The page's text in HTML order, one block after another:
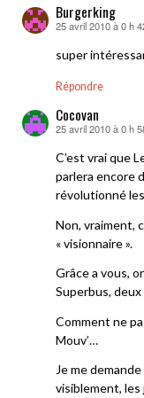
Burgerking
dit :
25 avril 2010 à 0 h
super
Répondre
Cocovan
dit :
25 avril 2010 à 0 h
C’est vrai que
parlera encore
révolutionné
Non, vraiment,
« visionnaire ».
Grâce a vous,
Superbus,
Comment ne
Mouv’…
Je me
visiblement,